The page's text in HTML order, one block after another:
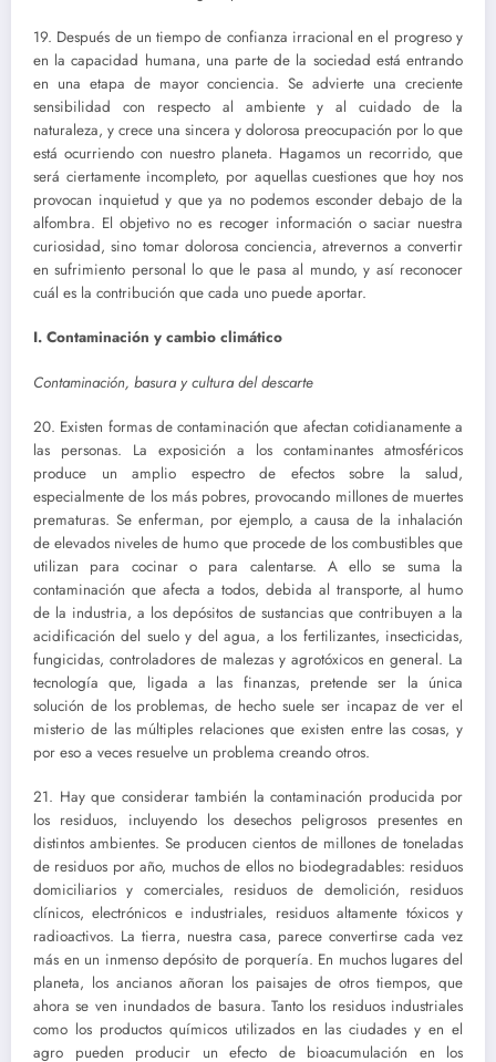
19. Después de un tiempo de confianza irracional en el progreso y
en la capacidad humana, una parte de la sociedad está entrando
en una etapa de mayor conciencia. Se advierte una creciente
sensibilidad con respecto al ambiente y al cuidado de la
naturaleza, y crece una sincera y dolorosa preocupación por lo que
está ocurriendo con nuestro planeta. Hagamos un recorrido, que
será ciertamente incompleto, por aquellas cuestiones que hoy nos
provocan inquietud y que ya no podemos esconder debajo de la
alfombra. El objetivo no es recoger información o saciar nuestra
curiosidad, sino tomar dolorosa conciencia, atrevernos a convertir
en sufrimiento personal lo que le pasa al mundo, y así reconocer
cuál es la contribución que cada uno puede aportar.
I. Contaminación y cambio climático
Contaminación, basura y cultura del descarte
20. Existen formas de contaminación que afectan cotidianamente a
las personas. La exposición a los contaminantes atmosféricos
produce un amplio espectro de efectos sobre la salud,
especialmente de los más pobres, provocando millones de muertes
prematuras. Se enferman, por ejemplo, a causa de la inhalación
de elevados niveles de humo que procede de los combustibles que
utilizan para cocinar o para calentarse. A ello se suma la
contaminación que afecta a todos, debida al transporte, al humo
de la industria, a los depósitos de sustancias que contribuyen a la
acidificación del suelo y del agua, a los fertilizantes, insecticidas,
fungicidas, controladores de malezas y agrotóxicos en general. La
tecnología que, ligada a las finanzas, pretende ser la única
solución de los problemas, de hecho suele ser incapaz de ver el
misterio de las múltiples relaciones que existen entre las cosas, y
por eso a veces resuelve un problema creando otros.
21. Hay que considerar también la contaminación producida por
los residuos, incluyendo los desechos peligrosos presentes en
distintos ambientes. Se producen cientos de millones de toneladas
de residuos por año, muchos de ellos no biodegradables: residuos
domiciliarios y comerciales, residuos de demolición, residuos
clínicos, electrónicos e industriales, residuos altamente tóxicos y
radioactivos. La tierra, nuestra casa, parece convertirse cada vez
más en un inmenso depósito de porquería. En muchos lugares del
planeta, los ancianos añoran los paisajes de otros tiempos, que
ahora se ven inundados de basura. Tanto los residuos industriales
como los productos químicos utilizados en las ciudades y en el
agro pueden producir un efecto de bioacumulación en los